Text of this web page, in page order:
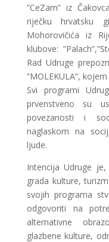
”CeZam” iz
riječku hrvatsku
Mohorovičića iz
klubove:
Rad Udruge
”MOLEKULA”,
Svi programi
prvenstveno su
povezanosti i
naglaskom na
ljude.
Intencija Udruge
grada kulture,
svojih programa
odgovoriti na
alternativne
glazbene kulture,